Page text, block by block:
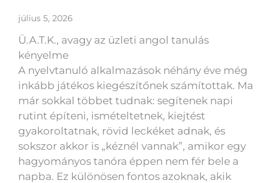
július 5, 2026
Ü.A.T.K., avagy az üzleti angol tanulás
kényelme
A nyelvtanuló alkalmazások néhány éve még
inkább játékos kiegészítőnek számítottak. Ma
már sokkal többet tudnak: segítenek napi
rutint építeni, ismételtetnek, kiejtést
gyakoroltatnak, rövid leckéket adnak, és
sokszor akkor is „kéznél vannak”, amikor egy
hagyományos tanóra éppen nem fér bele a
napba. Ez különösen fontos azoknak, akik